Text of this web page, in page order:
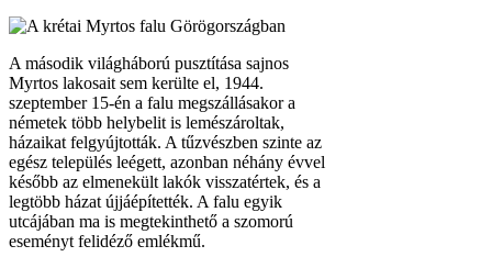
A második világháború pusztítása sajnos
Myrtos lakosait sem kerülte el, 1944.
szeptember 15-én a falu megszállásakor a
németek több helybelit is lemészároltak,
házaikat felgyújtották. A tűzvészben szinte az
egész település leégett, azonban néhány évvel
később az elmenekült lakók visszatértek, és a
legtöbb házat újjáépítették. A falu egyik
utcájában ma is megtekinthető a szomorú
eseményt felidéző emlékmű.